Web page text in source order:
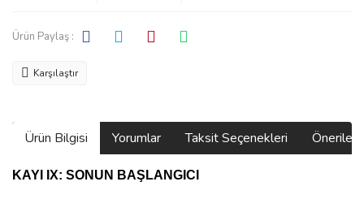
Ürün Paylaş :
Karşılaştır
Ürün Bilgisi Yorumlar Taksit Seçenekleri
KAYI IX: SONUN BAŞLANGICI